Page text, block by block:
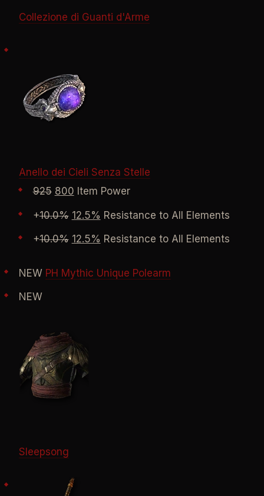
Collezione di Guanti d'Arme
Anello dei Cieli Senza Stelle
925 800 Item Power
+10.0% 12.5% Resistance to All Elements
+10.0% 12.5% Resistance to All Elements
NEW PH Mythic Unique Polearm
NEW
Sleepsong